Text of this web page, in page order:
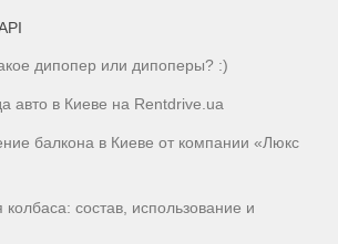
дипопер или дипоперы? :)
авто в Киеве на Rentdrive.ua
балкона в Киеве от компании «Люкс
колбаса: состав, использование и